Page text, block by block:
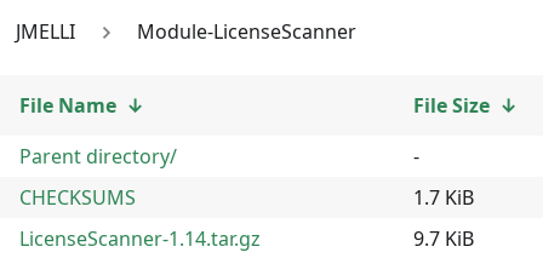
JMELLI
Module-LicenseScanner
File Name ↓ File Size ↓
Parent directory/
-
CHECKSUMS
1.7 KiB
LicenseScanner-1.14.tar.gz
9.7 KiB